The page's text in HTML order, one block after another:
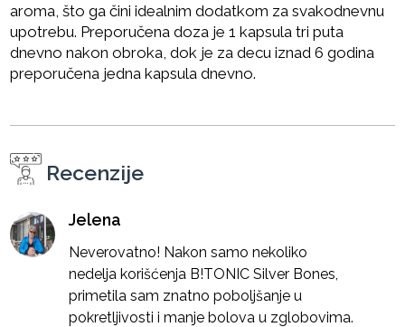
aroma, što ga čini idealnim dodatkom za svakodnevnu
upotrebu. Preporučena doza je 1 kapsula tri puta
dnevno nakon obroka, dok je za decu iznad 6 godina
preporučena jedna kapsula dnevno.
Recenzije
Jelena
Neverovatno! Nakon samo nekoliko
nedelja korišćenja B!TONIC Silver Bones,
primetila sam znatno poboljšanje u
pokretljivosti i manje bolova u zglobovima.